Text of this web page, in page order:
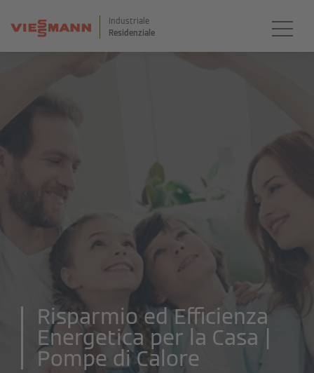
Industriale
Residenziale
Risparmio ed Efficienza
Energetica per la Casa |
Pompe di Calore